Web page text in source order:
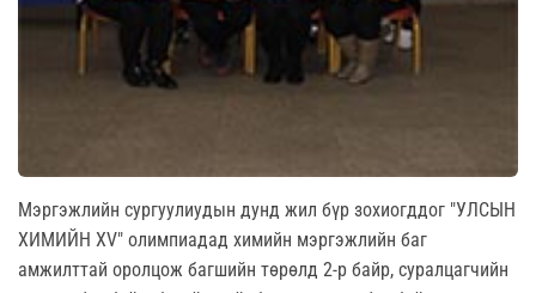
Мэргэжлийн сургуулиудын дунд жил бүр зохиогддог "УЛСЫН
ХИМИЙН XV" олимпиадад химийн мэргэжлийн баг
амжилттай оролцож багшийн төрөлд 2-р байр, суралцагчийн